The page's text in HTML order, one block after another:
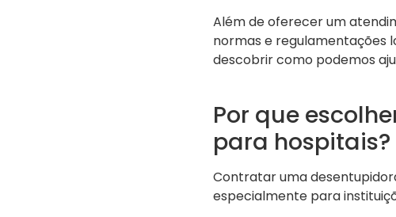
Além de oferecer um
normas e regulamentações
descobrir como podemos
Por que
para hospitais?
Contratar uma
especialmente para